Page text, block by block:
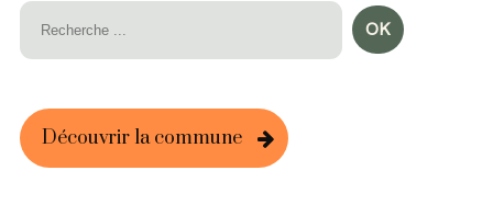
Découvrir la commune